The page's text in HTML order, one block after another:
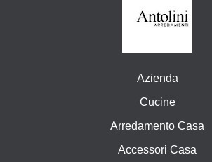
Azienda
Cucine
Arredamento Casa
Accessori Casa